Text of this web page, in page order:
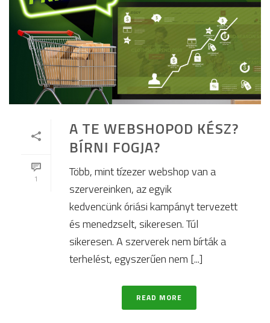
1
A TE WEBSHOPOD KÉSZ?
BÍRNI FOGJA?
Több, mint tízezer webshop van a
szervereinken, az egyik
kedvencünk óriási kampányt tervezett
és menedzselt, sikeresen. Túl
sikeresen. A szerverek nem bírták a
terhelést, egyszerűen nem [...]
READ MORE